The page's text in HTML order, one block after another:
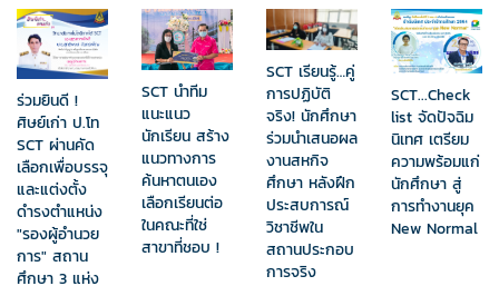
ร่วมยินดี !
ศิษย์เก่า ป.โท
SCT ผ่านคัด
เลือกเพื่อบรรจุ
และแต่งตั้ง
ดำรงตำแหน่ง
"รองผู้อำนวย
การ" สถาน
ศึกษา 3 แห่ง
SCT นำทีม
แนะแนว
นักเรียน สร้าง
แนวทางการ
ค้นหาตนเอง
เลือกเรียนต่อ
ในคณะที่ใช่
สาขาที่ชอบ !
SCT เรียนรู้…คู่
การปฏิบัติ
จริง! นักศึกษา
ร่วมนำเสนอผล
งานสหกิจ
ศึกษา หลังฝึก
ประสบการณ์
วิชาชีพใน
สถานประกอบ
การจริง
SCT...Check
list จัดปัจฉิม
นิเทศ เตรียม
ความพร้อมแก่
นักศึกษา สู่
การทำงานยุค
New Normal